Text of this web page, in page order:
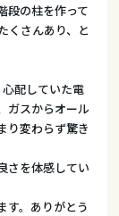
段の柱を作って
くさんあり、と
配していた電
ガスからオール
り変わらず驚き
さを体感してい
す。ありがとう